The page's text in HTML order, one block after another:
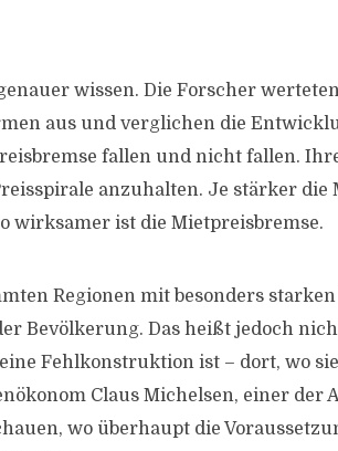
wissen. Die Forscher
aus und verglichen die
fallen und nicht fallen.
anzuhalten. Je stärker die
wirksamer ist die Mietpreisbremse.
Regionen mit besonders
Bevölkerung. Das heißt jedoch
Fehlkonstruktion ist – dort, wo
Claus Michelsen, einer der
wo überhaupt die